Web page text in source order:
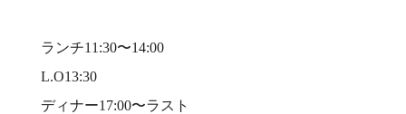
ランチ11:30〜14:00⠀
L.O13:30⠀
ディナー17:00〜ラスト⠀